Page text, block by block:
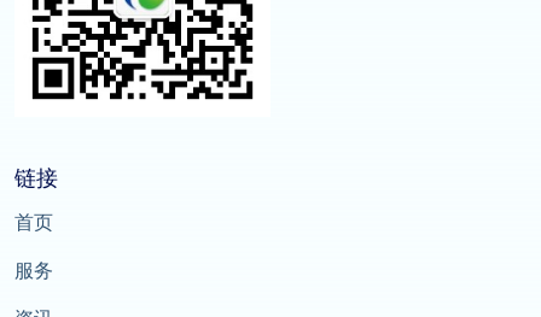
链接
首页
服务